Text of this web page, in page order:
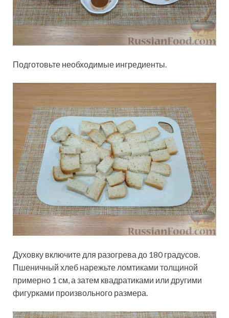
Подготовьте необходимые ингредиенты.
Духовку включите для разогрева до 180 градусов.
Пшеничный хлеб нарежьте ломтиками толщиной
примерно 1 см, а затем квадратиками или другими
фигурками произвольного размера.